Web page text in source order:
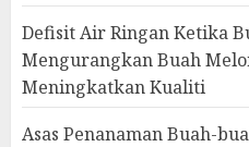
Defisit Air Ringan Ketika
Mengurangkan Buah
Meningkatkan Kualiti
Asas Penanaman Buah-